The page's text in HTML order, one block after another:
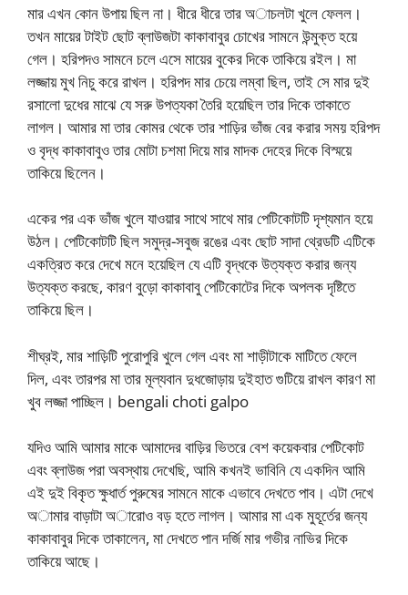
মার এখন কোন উপায় ছিল না। ধীরে ধীরে তার অাচলটা খুলে ফেলল।
তখন মায়ের টাইট ছোট ব্লাউজটা কাকাবাবুর চোখের সামনে উন্মুক্ত হয়ে
গেল। হরিপদও সামনে চলে এসে মায়ের বুকের দিকে তাকিয়ে রইল। মা
লজ্জায় মুখ নিচু করে রাখল। হরিপদ মার চেয়ে লম্বা ছিল, তাই সে মার দুই
রসালো দুধের মাঝে যে সরু উপত্যকা তৈরি হয়েছিল তার দিকে তাকাতে
লাগল। আমার মা তার কোমর থেকে তার শাড়ির ভাঁজ বের করার সময় হরিপদ
ও বৃদ্ধ কাকাবাবুও তার মোটা চশমা দিয়ে মার মাদক দেহের দিকে বিস্ময়ে
তাকিয়ে ছিলেন।
একের পর এক ভাঁজ খুলে যাওয়ার সাথে সাথে মার পেটিকোটটি দৃশ্যমান হয়ে
উঠল। পেটিকোটটি ছিল সমুদ্র-সবুজ রঙের এবং ছোট সাদা থ্রেডটি এটিকে
একত্রিত করে দেখে মনে হয়েছিল যে এটি বৃদ্ধকে উত্যক্ত করার জন্য
উত্যক্ত করছে, কারণ বুড়ো কাকাবাবু পেটিকোটের দিকে অপলক দৃষ্টিতে
তাকিয়ে ছিল।
শীঘ্রই, মার শাড়িটি পুরোপুরি খুলে গেল এবং মা শাড়ীটাকে মাটিতে ফেলে
দিল, এবং তারপর মা তার মূল্যবান দুধজোড়ায় দুইহাত গুটিয়ে রাখল কারণ মা
খুব লজ্জা পাচ্ছিল। bengali choti galpo
যদিও আমি আমার মাকে আমাদের বাড়ির ভিতরে বেশ কয়েকবার পেটিকোট
এবং ব্লাউজ পরা অবস্থায় দেখেছি, আমি কখনই ভাবিনি যে একদিন আমি
এই দুই বিকৃত ক্ষুধার্ত পুরুষের সামনে মাকে এভাবে দেখতে পাব। এটা দেখে
অামার বাড়াটা অারোও বড় হতে লাগল। আমার মা এক মুহূর্তের জন্য
কাকাবাবুর দিকে তাকালেন, মা দেখতে পান দর্জি মার গভীর নাভির দিকে
তাকিয়ে আছে।